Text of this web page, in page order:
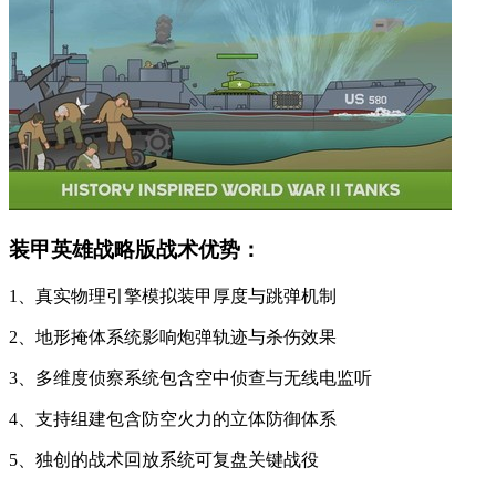
装甲英雄战略版战术优势：
1、真实物理引擎模拟装甲厚度与跳弹机制
2、地形掩体系统影响炮弹轨迹与杀伤效果
3、多维度侦察系统包含空中侦查与无线电监听
4、支持组建包含防空火力的立体防御体系
5、独创的战术回放系统可复盘关键战役